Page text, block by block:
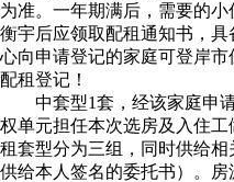
为准。一年期满后，需要的
衡宇后应领取配租通知书，
心向申请登记的家庭可登岸
配租登记！
中套型1套，经该家庭申请
权单元担任本次选房及入住
租套型分为三组，同时供给
供给本人签名的委托书）。